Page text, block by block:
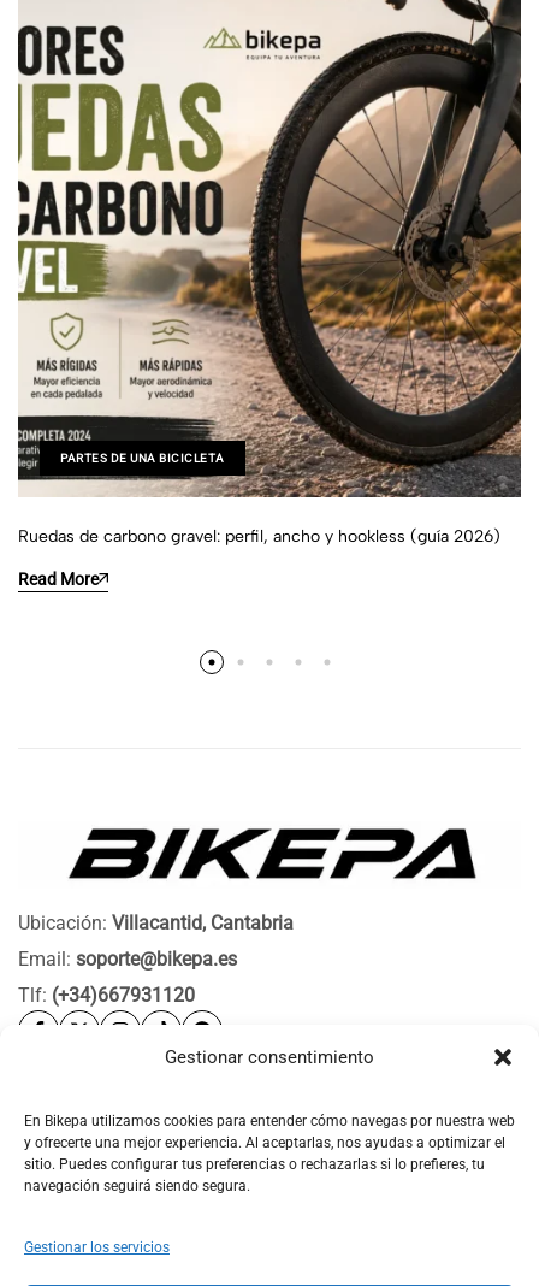
Gestionar consentimiento
En Bikepa utilizamos cookies para entender cómo navegas por nuestra web
y ofrecerte una mejor experiencia. Al aceptarlas, nos ayudas a optimizar el
sitio. Puedes configurar tus preferencias o rechazarlas si lo prefieres, tu
navegación seguirá siendo segura.
Gestionar los servicios
PARTES DE UNA BICICLETA
Ruedas de carbono gravel: perfil, ancho y hookless (guía 2026)
Read More
Ubicación: Villacantid, Cantabria
Email: soporte@bikepa.es
Tlf: (+34)667931120
Bikepa
Newsletter Bikepa